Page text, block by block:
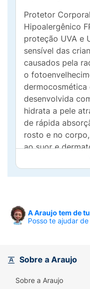
Protetor
Hipoalergênico
proteção UVA e
sensível das
causados pela
o
dermocosmética
desenvolvida
hidrata a pele
de rápida
rosto e no
ao suor e
uso diário de
Hipoalergênico 2
por pediatras.
A Araujo tem de
Posso te ajudar
Sobre a Araujo
Sobre a Araujo